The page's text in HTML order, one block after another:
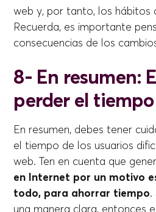
web y, por tanto, los hábitos
Recuerda, es importante
consecuencias de los
8- En resumen:
perder el tiempo
En resumen, debes tener
el tiempo de los usuarios
web. Ten en cuenta que
en Internet por un motivo
todo, para ahorrar tiempo.
una manera clara, entonces